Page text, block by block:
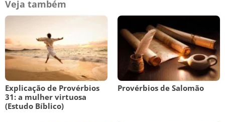
Veja também
Explicação de Provérbios
31: a mulher virtuosa
(Estudo Bíblico)
Provérbios de Salomão